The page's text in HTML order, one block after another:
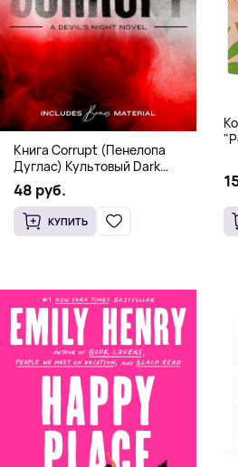
Книга Corrupt (Пенелопа
Дуглас) Культовый Dark
Romance бестселлер (18+)
48 руб.
КУПИТЬ